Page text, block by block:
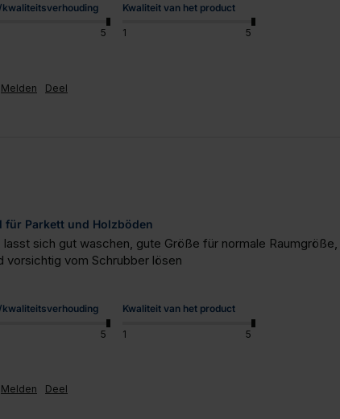
5
Kwaliteit van het product
1 5
Melden Deel
für Parkett und Holzböden
sich gut waschen, gute Größe für normale
vorsichtig vom Schrubber lösen
5
Kwaliteit van het product
1 5
Melden Deel